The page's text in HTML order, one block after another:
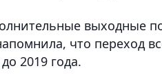
выходные
что переход
2019 года.